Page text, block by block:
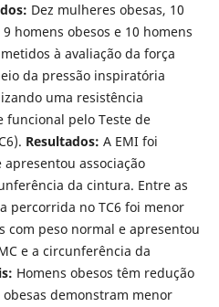
Dez mulheres obesas, 10
homens obesos e 10 homens
à avaliação da força
da pressão inspiratória
uma resistência
funcional pelo Teste de
Resultados: A EMI foi
associação
da cintura. Entre as
percorrida no TC6 foi menor
com peso normal e apresentou
e a circunferência da
Homens obesos têm redução
demonstram menor